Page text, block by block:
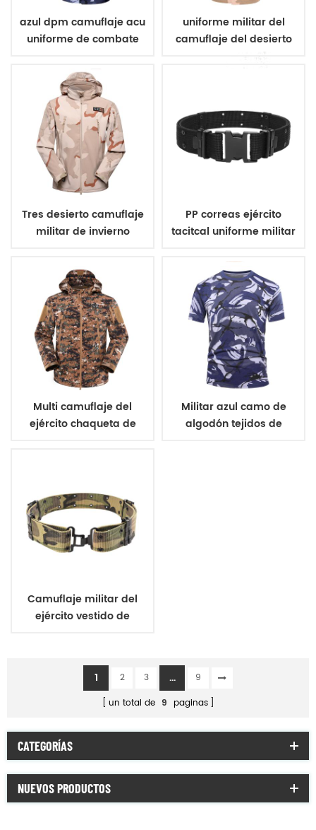
azul dpm camuflaje acu
uniforme de combate
uniforme militar del
camuflaje del desierto
Tres desierto camuflaje
militar de invierno
PP correas ejército
tacitcal uniforme militar
Multi camuflaje del
ejército chaqueta de
Militar azul camo de
algodón tejidos de
Camuflaje militar del
ejército vestido de
1 2 3 ...
9
un total de 9 paginas
CATEGORÍAS
NUEVOS PRODUCTOS